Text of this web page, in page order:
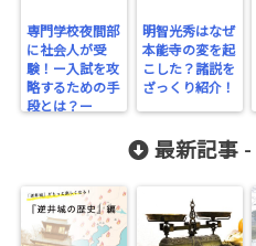
専門学校夜間部
に社会人が受
験！ー入試を攻
略するための手
段とは？ー
明智光秀はなぜ
本能寺の変を起
こした？諸説を
ざっくり紹介！
最新記事 -